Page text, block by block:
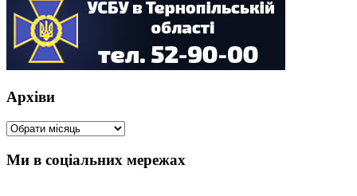
Архіви
Архіви
Ми в соціальних мережах